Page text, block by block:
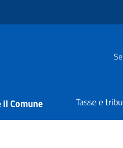
il Comune Tasse e